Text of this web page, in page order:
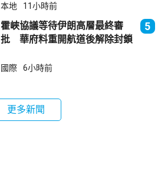
本地 11小時前
霍峽協議等待伊朗高層最終審
批 華府料重開航道後解除封鎖
5
國際 6小時前
更多新聞